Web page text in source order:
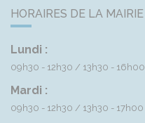
HORAIRES DE LA MAIRIE
Lundi :
09h30 - 12h30 13h30 - 16h00
Mardi :
09h30 - 12h30 13h30 - 17h00